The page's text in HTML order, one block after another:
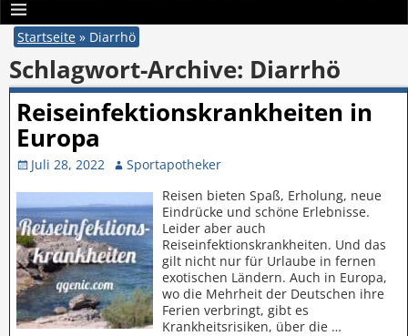
Startseite » Diarrhö
Schlagwort-Archive: Diarrhö
Reiseinfektionskrankheiten in
Europa
Juli 28, 2022
Sportapotheker
Reisen bieten Spaß, Erholung, neue
Eindrücke und schöne Erlebnisse.
Leider aber auch
Reiseinfektionskrankheiten. Und das
gilt nicht nur für Urlaube in fernen
exotischen Ländern. Auch in Europa,
wo die Mehrheit der Deutschen ihre
Ferien verbringt, gibt es
Krankheitsrisiken, über die …